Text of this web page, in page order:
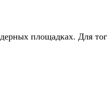
площадках. Для